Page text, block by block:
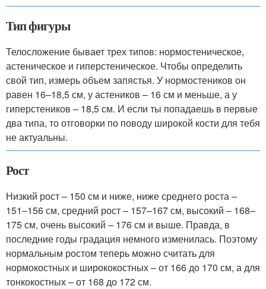
Тип фигуры
Телосложение бывает трех типов: нормостеническое,
астеническое и гиперстеническое. Чтобы определить
свой тип, измерь объем запястья. У нормостеников он
равен 16–18,5 см, у астеников – 16 см и меньше, а у
гиперстеников – 18,5 см. И если ты попадаешь в первые
два типа, то отговорки по поводу широкой кости для тебя
не актуальны.
Рост
Низкий рост – 150 см и ниже, ниже среднего роста –
151–156 см, средний рост – 157–167 см, высокий – 168–
175 см, очень высокий – 176 см и выше. Правда, в
последние годы градация немного изменилась. Поэтому
нормальным ростом теперь можно считать для
нормокостных и ширококостных – от 166 до 170 см, а для
тонкокостных – от 168 до 172 см.